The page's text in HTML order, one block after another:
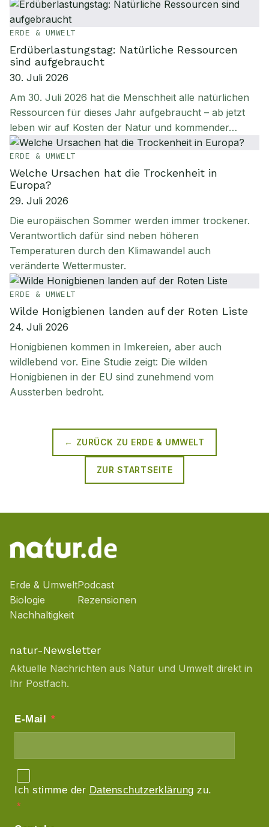
ERDE & UMWELT
Erdüberlastungstag: Natürliche Ressourcen
sind aufgebraucht
30. Juli 2026
Am 30. Juli 2026 hat die Menschheit alle natürlichen
Ressourcen für dieses Jahr aufgebraucht – ab jetzt
leben wir auf Kosten der Natur und kommender…
ERDE & UMWELT
Welche Ursachen hat die Trockenheit in
Europa?
29. Juli 2026
Die europäischen Sommer werden immer trockener.
Verantwortlich dafür sind neben höheren
Temperaturen durch den Klimawandel auch
veränderte Wettermuster.
ERDE & UMWELT
Wilde Honigbienen landen auf der Roten Liste
24. Juli 2026
Honigbienen kommen in Imkereien, aber auch
wildlebend vor. Eine Studie zeigt: Die wilden
Honigbienen in der EU sind zunehmend vom
Aussterben bedroht.
← ZURÜCK ZU ERDE & UMWELT
ZUR STARTSEITE
Erde & Umwelt
Biologie
Nachhaltigkeit
Podcast
Rezensionen
natur-Newsletter
Aktuelle Nachrichten aus Natur und Umwelt direkt in
Ihr Postfach.